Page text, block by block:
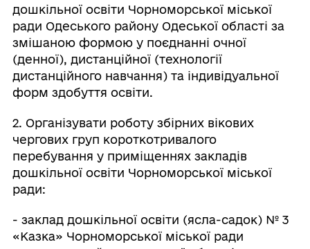
дошкільної освіти Чорноморської міської
ради Одеського району Одеської області за
змішаною формою у поєднанні очної
(денної), дистанційної (технології
дистанційного навчання) та індивідуальної
форм здобуття освіти.
2. Організувати роботу збірних вікових
чергових груп короткотривалого
перебування у приміщеннях закладів
дошкільної освіти Чорноморської міської
ради:
- заклад дошкільної освіти (ясла-садок) № 3
«Казка» Чорноморської міської ради